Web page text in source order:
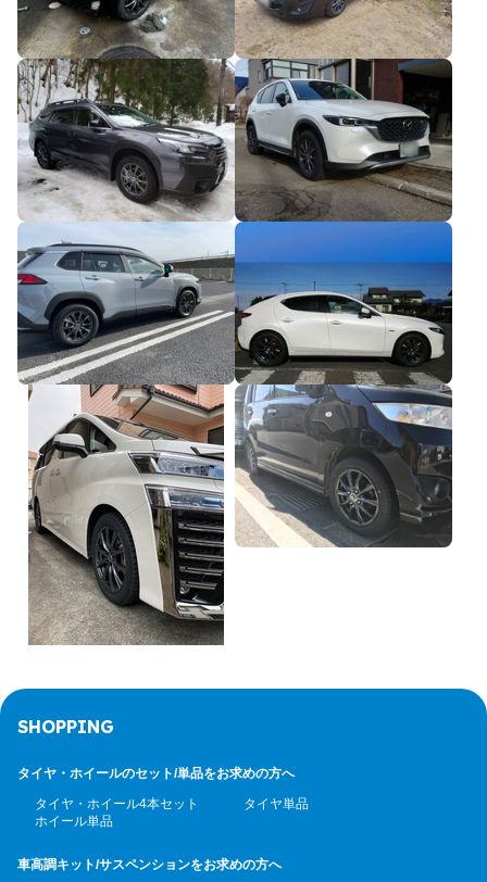
SHOPPING
タイヤ・ホイールのセット/単品をお求めの方へ
タイヤ・ホイール4本セット
タイヤ単品
ホイール単品
車高調キット/サスペンションをお求めの方へ